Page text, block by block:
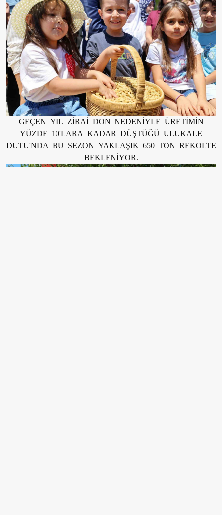
GEÇEN YIL ZİRAİ DON NEDENİYLE ÜRETİMİN
YÜZDE 10'LARA KADAR DÜŞTÜĞÜ ULUKALE
DUTU'NDA BU SEZON YAKLAŞIK 650 TON REKOLTE
BEKLENİYOR.